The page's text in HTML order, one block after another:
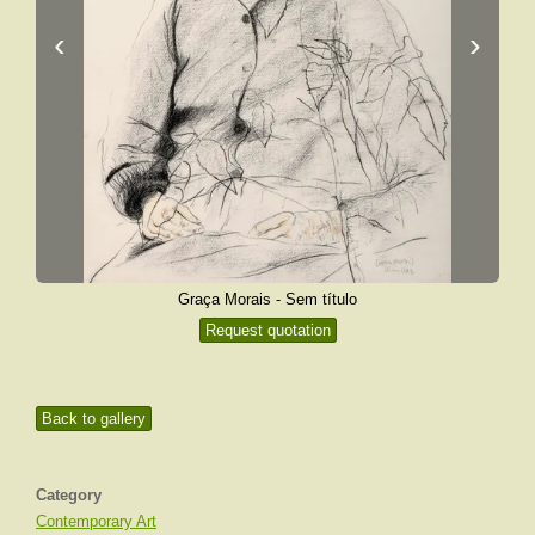
Back to gallery
Category
Contemporary Art
‹ ›
Graça Morais - Sem título
Request quotation